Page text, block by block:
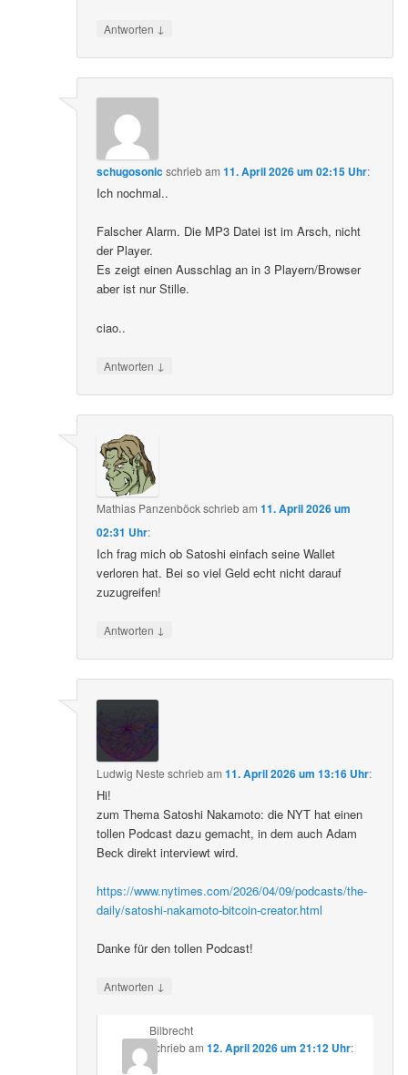
Antworten ↓
schugosonicschriebam11. April 2026 um 02:15 Uhr:
Ich nochmal..
Falscher Alarm. Die MP3 Datei ist im Arsch, nicht
der Player.
Es zeigt einen Ausschlag an in 3 Playern/Browser
aber ist nur Stille.
ciao..
Antworten ↓
Mathias Panzenböckschriebam11. April 2026 um
02:31 Uhr:
Ich frag mich ob Satoshi einfach seine Wallet
verloren hat. Bei so viel Geld echt nicht darauf
zuzugreifen!
Antworten ↓
Ludwig Neste schriebam11. April 2026 um 13:16 Uhr:
Hi!
zum Thema Satoshi Nakamoto: die NYT hat einen
tollen Podcast dazu gemacht, in dem auch Adam
Beck direkt interviewt wird.
https://www.nytimes.com/2026/04/09/podcasts/the-
daily/satoshi-nakamoto-bitcoin-creator.html
Danke für den tollen Podcast!
Antworten ↓
Bilbrecht
schriebam 12. April 2026 um 21:12 Uhr: